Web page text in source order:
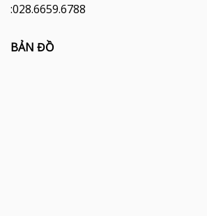
:028.6659.6788
BẢN ĐỒ